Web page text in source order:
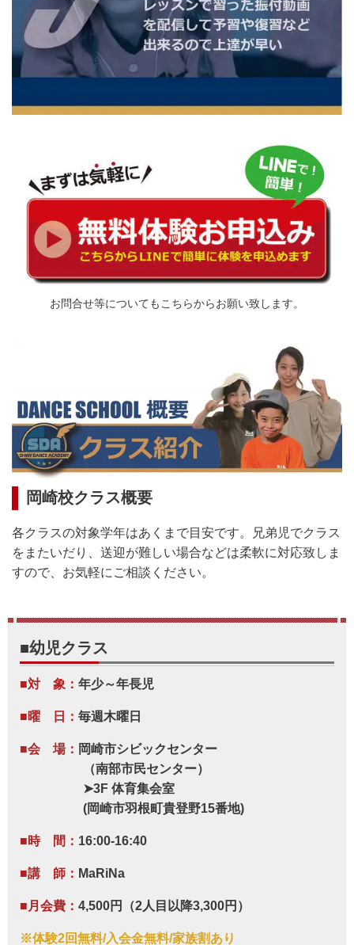
お問合せ等についてもこちらからお願い致します。
岡崎校クラス概要
各クラスの対象学年はあくまで目安です。兄弟児でクラス
をまたいだり、送迎が難しい場合などは柔軟に対応致しま
すので、お気軽にご相談ください。
■幼児クラス
■対 象： 年少～年長児
■曜 日： 毎週木曜日
■会 場： 岡崎市シビックセンター
（南部市民センター）
➤3F 体育集会室
(岡崎市羽根町貴登野15番地)
■時 間： 16:00-16:40
■講 師： MaRiNa
■月会費： 4,500円（2人目以降3,300円）
※体験2回無料/入会金無料/家族割あり